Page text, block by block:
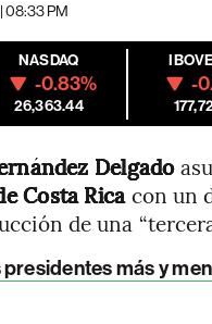
08:33 PM
NASDAQ
-0.83%
26,363.44
-
Delgado
Costa Ricacon un
de una
presidentes más y